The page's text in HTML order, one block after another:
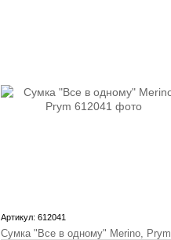
Артикул: 612041
Сумка "Все в одному" Merino, Prym